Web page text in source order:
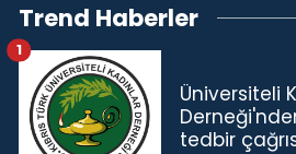
Trend Haberler
Üniversiteli
tedbir
1